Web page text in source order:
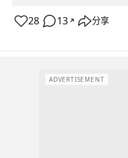
28 13 ↗ 分享
ADVERTISEMENT